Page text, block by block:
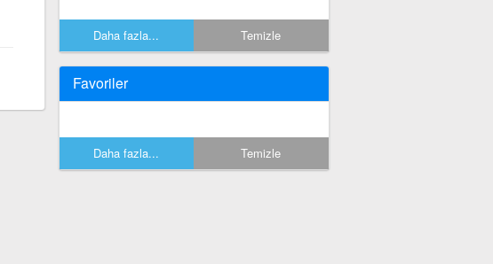
Daha fazla... Temizle
Favoriler
Daha fazla... Temizle